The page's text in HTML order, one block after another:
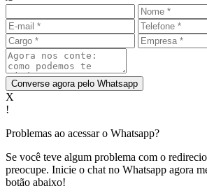
Converse agora pelo Whatsapp
X
!
Problemas ao acessar o Whatsapp?
Se você teve algum problema com o
preocupe. Inicie o chat no Whatsapp agora
botão abaixo!